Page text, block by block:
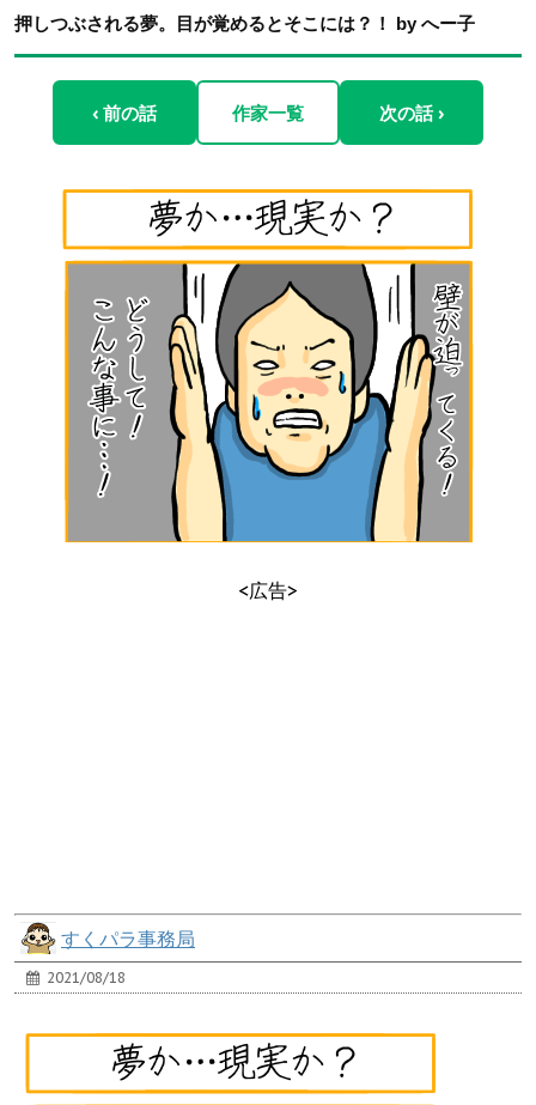
押しつぶされる夢。目が覚めるとそこには？！ by へー子
‹ 前の話 作家一覧 次の話 ›
<広告>
すくパラ事務局
2021/08/18